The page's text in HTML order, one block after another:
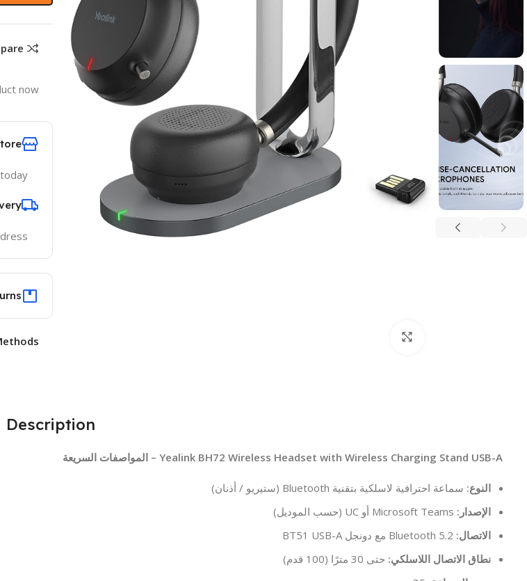
now!
Description
Yealink BH72 Wireless Headset with Wireless Charging Stand USB-A – المواصفات السريعة
النوع: سماعة احترافية لاسلكية بتقنية Bluetooth (ستيريو / أذنان)
الإصدار:
الاتصال:
نطاق الاتصال اللاسلكي: حتى 30 مترًا (100 قدم)